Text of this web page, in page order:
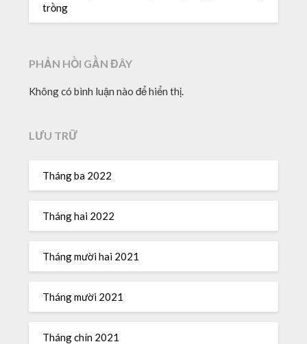
trồng
PHẢN HỒI GẦN ĐÂY
Không có bình luận nào để hiển thị.
LƯU TRỮ
Tháng ba 2022
Tháng hai 2022
Tháng mười hai 2021
Tháng mười 2021
Tháng chín 2021